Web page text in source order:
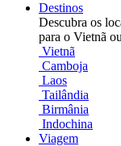
Destinos
Descubra os
para o Vietnã
Vietnã
Camboja
Laos
Tailândia
Birmânia
Indochina
Viagem